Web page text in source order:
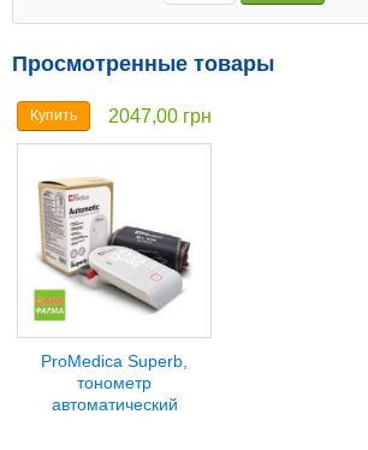
Просмотренные товары
Купить 2047,00 грн
ProMedica Superb,
тонометр
автоматический